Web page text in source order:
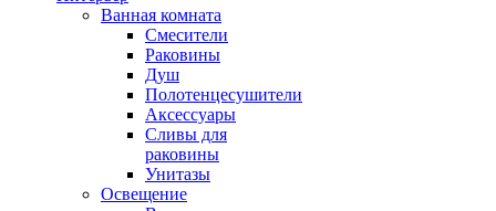
Ванная комната
Смесители
Раковины
Душ
Полотенцесушители
Аксессуары
Сливы для
раковины
Унитазы
Освещение